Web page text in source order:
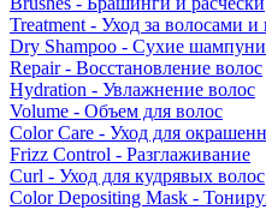
Treatment - Уход за волосами
Dry Shampoo - Сухие шампуни
Repair - Восстановление волос
Hydration - Увлажнение волос
Volume - Объем для волос
Color Care - Уход для
Frizz Control - Разглаживание
Curl - Уход для кудрявых волос
Color Depositing Mask -